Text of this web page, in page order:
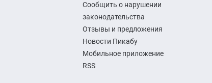
Сообщить о нарушении
законодательства
Отзывы и предложения
Новости Пикабу
Мобильное приложение
RSS